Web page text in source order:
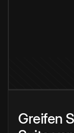
Greifen